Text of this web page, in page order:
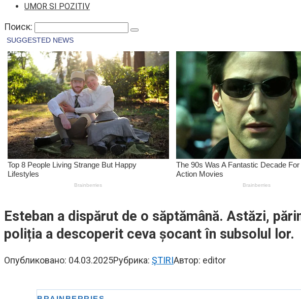
UMOR SI POZITIV
Поиск:
Esteban a dispărut de o săptămână. Astăzi,
poliția a descoperit ceva șocant în subsolul lor.
Опубликовано: 04.03.2025Рубрика: ŞTIRIАвтор: editor